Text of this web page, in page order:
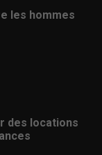
les hommes
des locations